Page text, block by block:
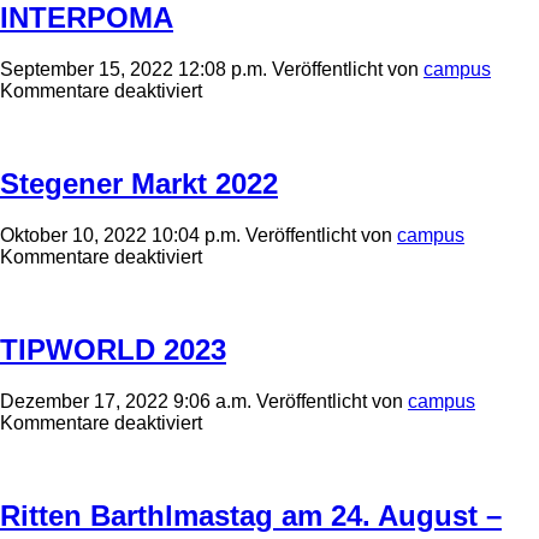
2022
INTERPOMA
September 15, 2022 12:08 p.m. Veröffentlicht von campus
Kommentare deaktiviertfür
Stegener Markt 2022
Oktober 10, 2022 10:04 p.m. Veröffentlicht von campus
Kommentare deaktiviertfür
TIPWORLD 2023
Dezember 17, 2022 9:06 a.m. Veröffentlicht von campus
Kommentare deaktiviertfür
Ritten Barthlmastag am 24. August –